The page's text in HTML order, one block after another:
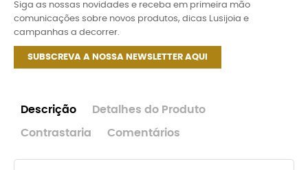
Siga as nossas novidades e receba em primeira mão
comunicações sobre novos produtos, dicas Lusijoia e
campanhas a decorrer.
SUBSCREVA A NOSSA NEWSLETTER AQUI
Descrição Detalhes do Produto
Contrastaria Comentários